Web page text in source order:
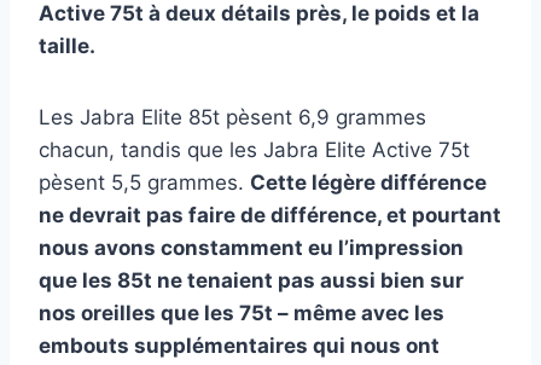
Active 75t à deux détails près, le poids et la
taille.
Les Jabra Elite 85t pèsent 6,9 grammes
chacun, tandis que les Jabra Elite Active 75t
pèsent 5,5 grammes. Cette légère différence
ne devrait pas faire de différence, et pourtant
nous avons constamment eu l’impression
que les 85t ne tenaient pas aussi bien sur
nos oreilles que les 75t – même avec les
embouts supplémentaires qui nous ont